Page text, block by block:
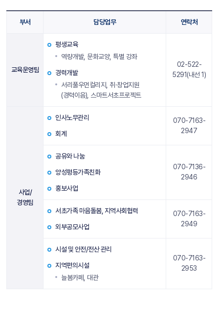
부서 담당업무 연락처
교육운영팀
평생교육
역량개발, 문화교양, 특별 강좌
경력개발
서리풀우먼컬리지, 취·창업지원
(경력이음), 스마트서초프로젝트
02-522-
5291(내선 1)
사업/
경영팀
인사노무관리
회계
070-7163-
2947
공유와 나눔
양성평등가족친화
홍보사업
070-7136-
2946
서초가족 마음돌봄, 지역사회협력
외부공모사업
070-7163-
2949
시설 및 안전/전산 관리
지역편의시설
늘봄카페, 대관
070-7163-
2953